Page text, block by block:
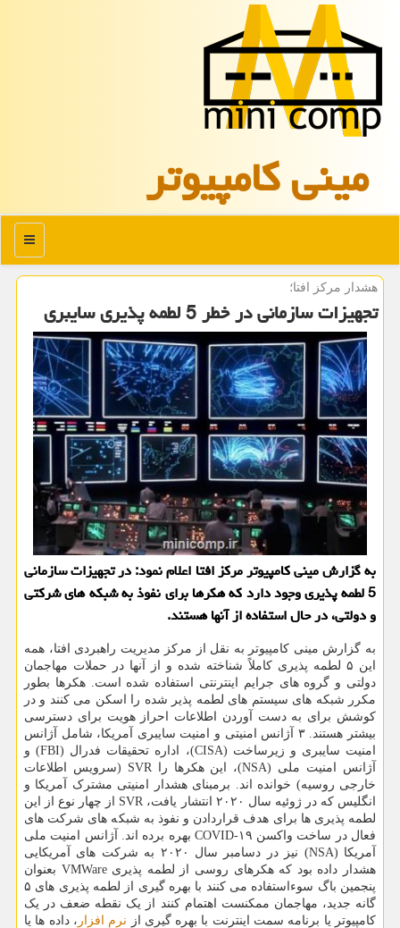
مینی كامپیوتر
منو
هشدار مركز افتا؛
تجهیزات سازمانی در خطر 5 لطمه پذیری سایبری
به گزارش مینی کامپیوتر مرکز افتا اعلام نمود: در تجهیزات سازمانی
5 لطمه پذیری وجود دارد که هکرها برای نفوذ به شبکه های شرکتی
و دولتی، در حال استفاده از آنها هستند.
به گزارش مینی کامپیوتر به نقل از مرکز مدیریت راهبردی افتا، همه
این ۵ لطمه پذیری کاملاً شناخته شده و از آنها در حملات مهاجمان
دولتی و گروه های جرایم اینترنتی استفاده شده است. هکرها بطور
مکرر شبکه های سیستم های لطمه پذیر شده را اسکن می کنند و در
کوشش برای به دست آوردن اطلاعات احراز هویت برای دسترسی
بیشتر هستند. ۳ آژانس امنیتی و امنیت سایبری آمریکا، شامل آژانس
امنیت سایبری و زیرساخت (CISA)، اداره تحقیقات فدرال (FBI) و
آژانس امنیت ملی (NSA)، این هکرها را SVR (سرویس اطلاعات
خارجی روسیه) خوانده اند. برمبنای هشدار امنیتی مشترک آمریکا و
انگلیس که در ژوئیه سال ۲۰۲۰ انتشار یافت، SVR از چهار نوع از این
لطمه پذیری ها برای هدف قراردادن و نفوذ به شبکه های شرکت های
فعال در ساخت واکسن COVID-۱۹ بهره برده اند. آژانس امنیت ملی
آمریکا (NSA) نیز در دسامبر سال ۲۰۲۰ به شرکت های آمریکایی
هشدار داده بود که هکرهای روسی از لطمه پذیری VMWare بعنوان
پنجمین باگ سوءاستفاده می کنند با بهره گیری از لطمه پذیری های ۵
گانه جدید، مهاجمان ممکنست اهتمام کنند از یک نقطه ضعف در یک
کامپیوتر یا برنامه سمت اینترنت با بهره گیری از نرم افزار ، داده ها یا